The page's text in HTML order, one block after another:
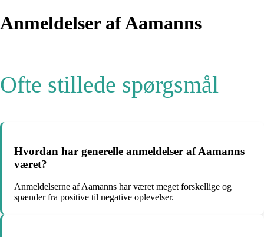
Anmeldelser af Aamanns
Ofte stillede spørgsmål
Hvordan har generelle anmeldelser af Aamanns
været?
Anmeldelserne af Aamanns har været meget forskellige og
spænder fra positive til negative oplevelser.